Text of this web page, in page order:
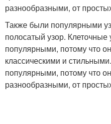
разнообразными, от
Также были популярными
полосатый узор.
популярными, потому что
классическими и
популярными, потому что
разнообразными, от